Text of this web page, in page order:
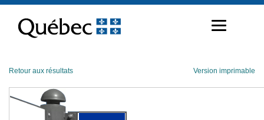
contenu
Retour aux résultats Version imprimable